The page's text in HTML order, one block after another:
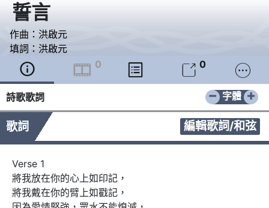
誓言
作曲： 洪啟元
填詞： 洪啟元
  0   0 
詩歌歌詞 − +
字體
歌詞 編輯歌詞/和弦
Verse 1
將我放在你的心上如印記，
將我戴在你的臂上如戳記，